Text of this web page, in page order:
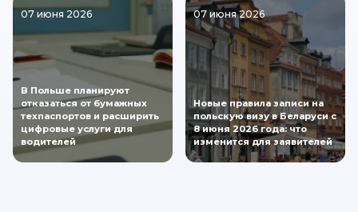
07 июня 2026
В Польше планируют
отказаться от бумажных
техпаспортов и расширить
цифровые услуги для
водителей
07 июня 2026
Новые правила записи на
польскую визу в Беларуси с
8 июня 2026 года: что
изменится для заявителей